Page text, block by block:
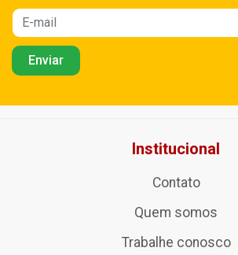
Institucional
Contato
Quem somos
Trabalhe conosco